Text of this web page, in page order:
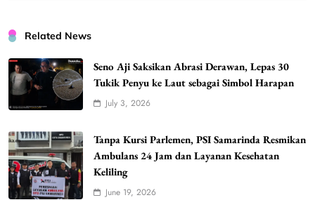
Related News
Seno Aji Saksikan Abrasi Derawan, Lepas 30
Tukik Penyu ke Laut sebagai Simbol Harapan
July 3, 2026
Tanpa Kursi Parlemen, PSI Samarinda Resmikan
Ambulans 24 Jam dan Layanan Kesehatan
Keliling
June 19, 2026